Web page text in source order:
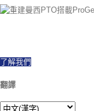
了解我們
翻譯